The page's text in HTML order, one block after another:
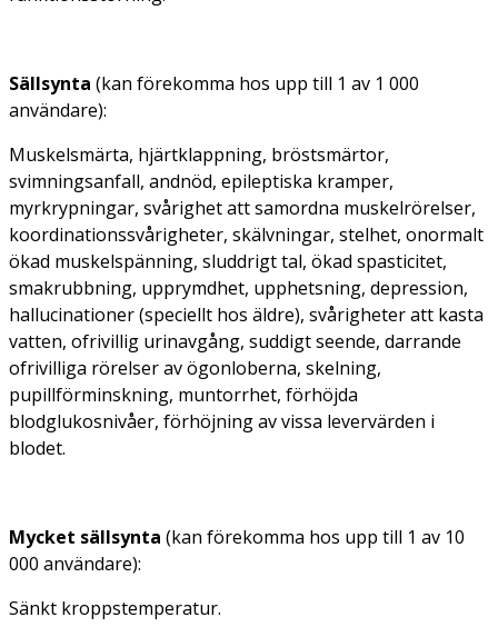
Sällsynta (kan förekomma hos upp till 1 av 1 000
användare):
Muskelsmärta, hjärtklappning, bröstsmärtor,
svimningsanfall, andnöd, epileptiska kramper,
myrkrypningar, svårighet att samordna muskelrörelser,
koordinationssvårigheter, skälvningar, stelhet, onormalt
ökad muskelspänning, sluddrigt tal, ökad spasticitet,
smakrubbning, upprymdhet, upphetsning, depression,
hallucinationer (speciellt hos äldre), svårigheter att kasta
vatten, ofrivillig urinavgång, suddigt seende, darrande
ofrivilliga rörelser av ögonloberna, skelning,
pupillförminskning, muntorrhet, förhöjda
blodglukosnivåer, förhöjning av vissa levervärden i
blodet.
Mycket sällsynta (kan förekomma hos upp till 1 av 10
000 användare):
Sänkt kroppstemperatur.